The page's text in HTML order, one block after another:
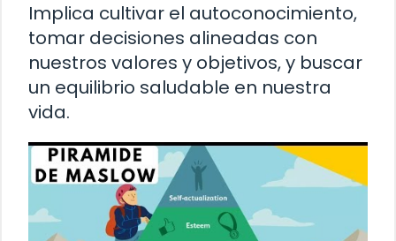
Implica cultivar el autoconocimiento,
tomar decisiones alineadas con
nuestros valores y objetivos, y buscar
un equilibrio saludable en nuestra
vida.